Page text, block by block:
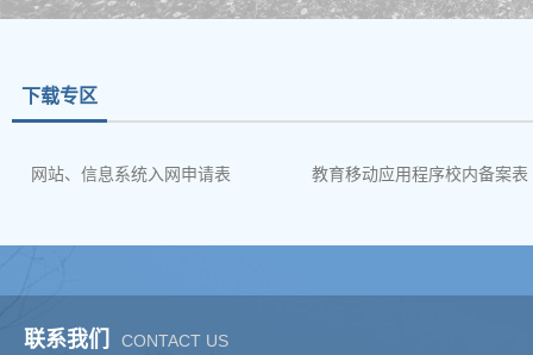
下载专区
网站、信息系统入网申请表 教育移动应用程序校内备案表
联系我们 CONTACT US